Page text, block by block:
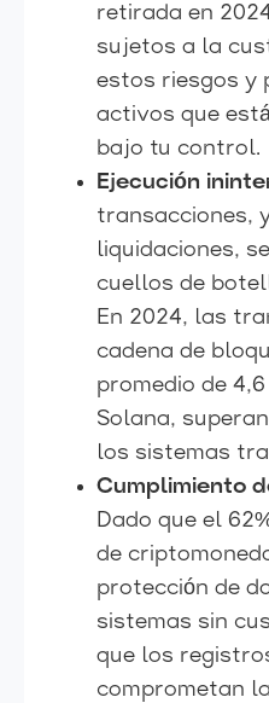
retirada en
sujetos a la
estos riesgos y
activos que
bajo tu control.
Ejecución
transacciones,
liquidaciones,
cuellos de
En 2024, las
cadena de
promedio de
Solana,
los sistemas
Cumplimiento
Dado que el
de
protección de
sistemas sin
que los
comprometan